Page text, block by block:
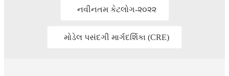
નવીનતમ કેટલોગ-૨૦૨૨
મોડેલ પસંદગી માર્ગદર્શિકા (CRE)